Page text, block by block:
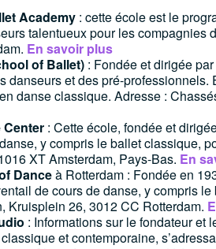
Academy : cette école est le
talentueux pour les
En savoir plus
of Ballet) : Fondée et dirigée
danseurs et des pré-
danse classique. Adresse :
Center : Cette école, fondée et
y compris le ballet classique,
XT Amsterdam, Pays-Bas. En
Danceà Rotterdam : Fondée en
de cours de danse, y compris
Kruisplein 26, 3012 CC Rotterdam.
: Informations sur le fondateur et
et contemporaine,